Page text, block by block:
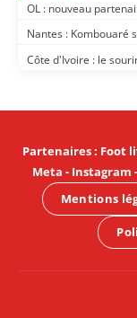
OL : nouveau
Nantes : Kombouaré
Côte d'Ivoire : le
Partenaires: Foot
Meta - Instagram -
Mentions